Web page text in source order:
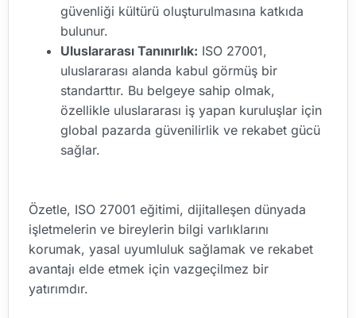
güvenliği kültürü oluşturulmasına katkıda
bulunur.
Uluslararası Tanınırlık: ISO 27001,
uluslararası alanda kabul görmüş bir
standarttır. Bu belgeye sahip olmak,
özellikle uluslararası iş yapan kuruluşlar için
global pazarda güvenilirlik ve rekabet gücü
sağlar.
Özetle, ISO 27001 eğitimi, dijitalleşen dünyada
işletmelerin ve bireylerin bilgi varlıklarını
korumak, yasal uyumluluk sağlamak ve rekabet
avantajı elde etmek için vazgeçilmez bir
yatırımdır.